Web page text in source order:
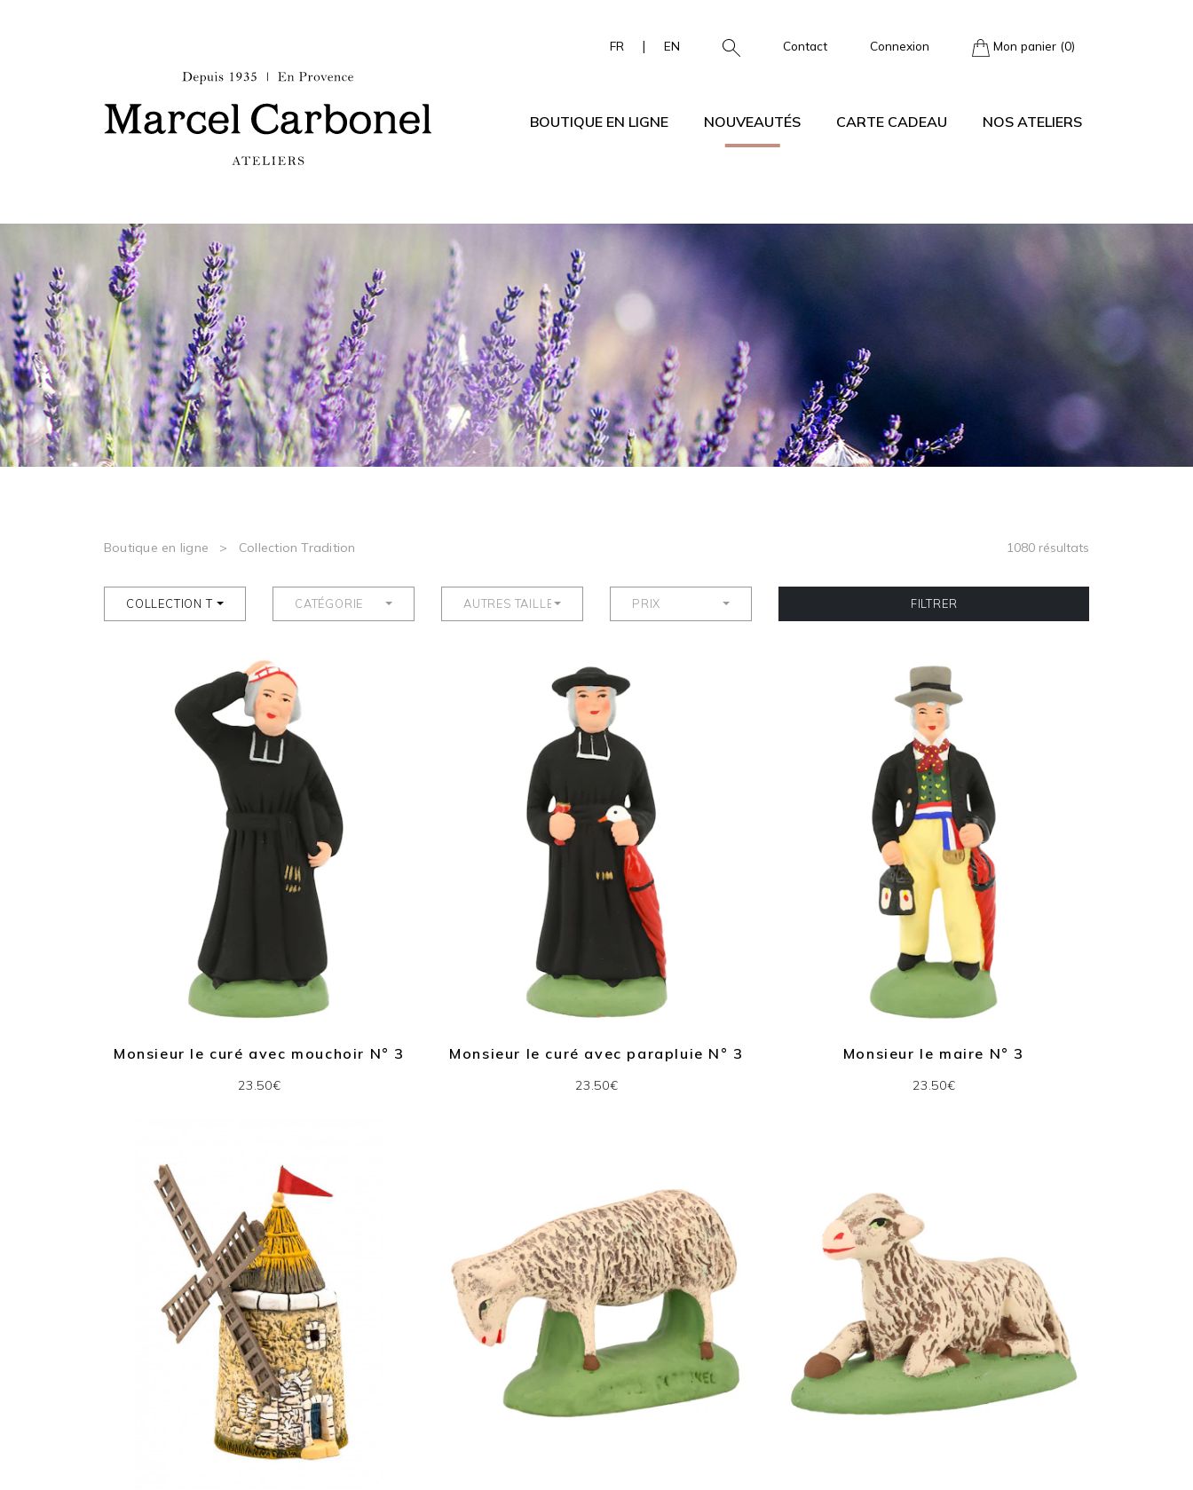
FR | EN Contact Connexion Mon panier (0)
BOUTIQUE EN LIGNE NOUVEAUTÉS CARTE CADEAU NOS ATELIERS
Boutique en ligne > Collection Tradition 1080 résultats
COLLECTION TRADITION CATÉGORIE AUTRES TAILLES PRIX FILTRER
Monsieur le curé avec mouchoir N° 3
23.50€
Monsieur le curé avec parapluie N° 3
23.50€
Monsieur le maire N° 3
23.50€